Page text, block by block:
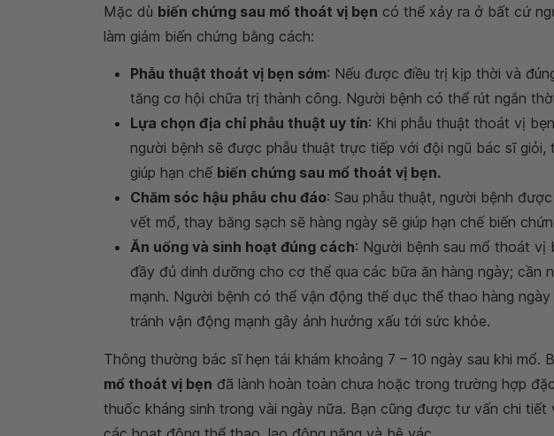
Mặc dù biến chứng sau mổ thoát vị bẹn có thể xảy ra ở bất cứ
làm giảm biến chứng bằng cách:
Phẫu thuật thoát vị bẹn sớm: Nếu được điều trị kịp thời và
tăng cơ hội chữa trị thành công. Người bệnh có thể rút ngắn
Lựa chọn địa chỉ phẫu thuật uy tín: Khi phẫu thuật thoát vị
người bệnh sẽ được phẫu thuật trực tiếp với đội ngũ bác sĩ
giúp hạn chế biến chứng sau mổ thoát vị bẹn.
Chăm sóc hậu phẫu chu đáo: Sau phẫu thuật, người bệnh
vết mổ, thay băng sạch sẽ hàng ngày sẽ giúp hạn chế biến
Ăn uống và sinh hoạt đúng cách: Người bệnh sau mổ thoát vị
đầy đủ dinh dưỡng cho cơ thể qua các bữa ăn hàng ngày; cần
mạnh. Người bệnh có thể vận động thể dục thể thao hàng
tránh vận động mạnh gây ảnh hưởng xấu tới sức khỏe.
Thông thường bác sĩ hẹn tái khám khoảng 7 – 10 ngày sau khi mổ.
mổ thoát vị bẹn đã lành hoàn toàn chưa hoặc trong trường hợp
thuốc kháng sinh trong vài ngày nữa. Bạn cũng được tư vấn chi